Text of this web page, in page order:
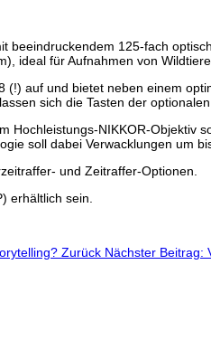
beeindruckendem 125-fach
ideal für Aufnahmen von
auf und bietet neben einem
sich die Tasten der
Hochleistungs-NIKKOR-Objektiv
soll dabei Verwacklungen um
und Zeitraffer-Optionen.
erhältlich sein.
Zurück Nächster Beitrag: